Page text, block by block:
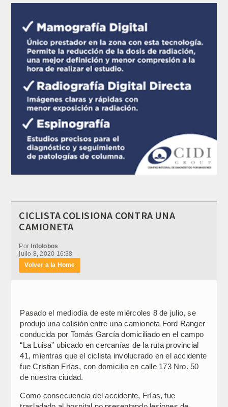
CICLISTA COLISIONA CONTRA UNA
CAMIONETA
PorInfolobos
julio 8, 2020 16:38
Volver a la Home
Pasado el mediodía de este miércoles 8 de julio, se
produjo una colisión entre una camioneta Ford Ranger
conducida por Tomás García domiciliado en el campo
“La Luisa” ubicado en cercanías de la ruta provincial
41, mientras que el ciclista involucrado en el accidente
fue Cristian Frías, con domicilio en calle 173 Nro. 50
de nuestra ciudad.
Como consecuencia del accidente, Frías, fue